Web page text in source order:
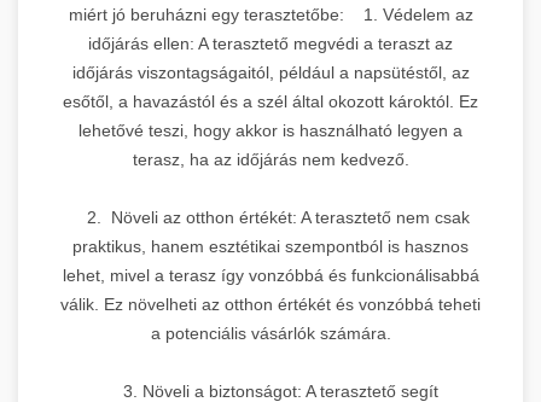
miért jó beruházni egy terasztetőbe: 1. Védelem az
időjárás ellen: A terasztető megvédi a teraszt az
időjárás viszontagságaitól, például a napsütéstől, az
esőtől, a havazástól és a szél által okozott károktól. Ez
lehetővé teszi, hogy akkor is használható legyen a
terasz, ha az időjárás nem kedvező.
2. Növeli az otthon értékét: A terasztető nem csak
praktikus, hanem esztétikai szempontból is hasznos
lehet, mivel a terasz így vonzóbbá és funkcionálisabbá
válik. Ez növelheti az otthon értékét és vonzóbbá teheti
a potenciális vásárlók számára.
3. Növeli a biztonságot: A terasztető segít